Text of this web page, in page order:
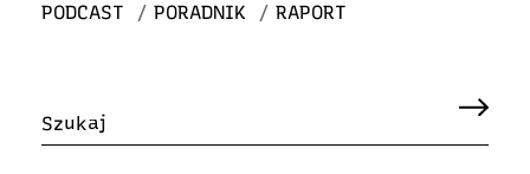
PODCAST
/ PORADNIK / RAPORT